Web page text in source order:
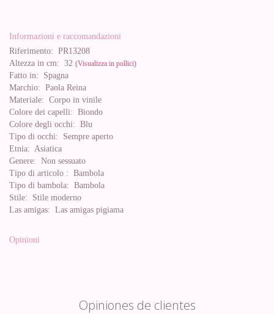
Informazioni e raccomandazioni
Riferimento: PR13208
Altezza in cm: 32 (Visualizza in pollici)
Fatto in: Spagna
Marchio: Paola Reina
Materiale: Corpo in vinile
Colore dei capelli: Biondo
Colore degli occhi: Blu
Tipo di occhi: Sempre aperto
Etnia: Asiatica
Genere: Non sessuato
Tipo di articolo : Bambola
Tipo di bambola: Bambola
Stile: Stile moderno
Las amigas: Las amigas pigiama
Opinioni
Opiniones de clientes